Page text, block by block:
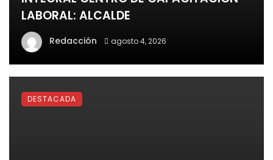
LABORAL: ALCALDE
Redacción agosto 4, 2026
DESTACADA